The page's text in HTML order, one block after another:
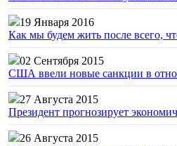
19 Января 2016
Как мы будем жить после всего,
02 Сентября 2015
США ввели новые санкции в
27 Августа 2015
Президент прогнозирует
26 Августа 2015